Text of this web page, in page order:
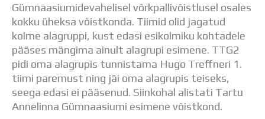
Koorilaul
ÕPPETÖÖ
Tunniplaan
Aastaplaan
Õppekava
Ainepassid
Huviringid
Õpilastööd (UPT)
Gümnaasiumidevahelisel võrkpallivõistlusel osales
kokku üheksa võistkonda. Tiimid olid jagatud
kolme alagruppi, kust edasi esikolmiku kohtadele
pääses mängima ainult alagrupi esimene. TTG2
pidi oma alagrupis tunnistama Hugo Treffneri 1.
tiimi paremust ning jäi oma alagrupis teiseks,
seega edasi ei pääsenud. Siinkohal alistati Tartu
Annelinna Gümnaasiumi esimene võistkond.